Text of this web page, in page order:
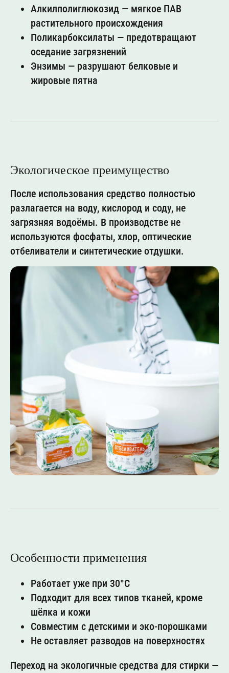
Алкилполиглюкозид — мягкое ПАВ
растительного происхождения
Поликарбоксилаты — предотвращают
оседание загрязнений
Энзимы — разрушают белковые и
жировые пятна
Экологическое преимущество
После использования средство полностью
разлагается на воду, кислород и соду, не
загрязняя водоёмы. В производстве не
используются фосфаты, хлор, оптические
отбеливатели и синтетические отдушки.
Особенности применения
Работает уже при 30°C
Подходит для всех типов тканей, кроме
шёлка и кожи
Совместим с детскими и эко-порошками
Не оставляет разводов на поверхностях
Переход на экологичные средства для стирки —
Wildberis
Ozon
426039, Ижевск, п. Смирново,
АДРЕС
Сообщество
Главная
НАВИГАЦИЯ